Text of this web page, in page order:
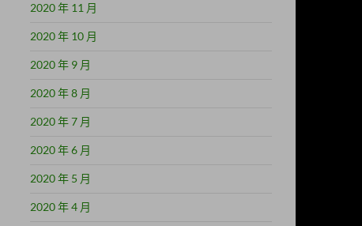
2020 年 11 月
2020 年 10 月
2020 年 9 月
2020 年 8 月
2020 年 7 月
2020 年 6 月
2020 年 5 月
2020 年 4 月